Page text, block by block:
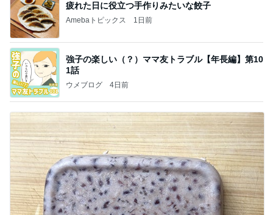
疲れた日に役立つ手作りみたいな餃子
Amebaトピックス 1日前
強子の楽しい（？）ママ友トラブル【年長編】第10
1話
ウメブログ 4日前